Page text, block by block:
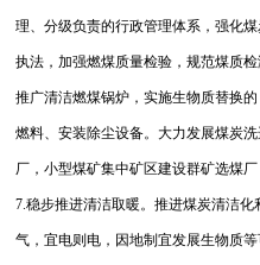
理、分级负责的行政管理体系，强化
执法，加强燃煤质量检验，规范煤质
推广清洁燃煤锅炉，实施生物质替换
燃料、安装除尘设备。大力发展煤炭
厂，小型煤矿集中矿区建设群矿选煤
7.稳步推进清洁取暖。推进煤炭清洁
气，宜电则电，因地制宜发展生物质